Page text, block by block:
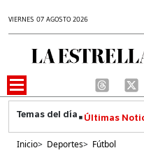
VIERNES 07 AGOSTO 2026
Últimas
Inicio> Deportes> Fútbol